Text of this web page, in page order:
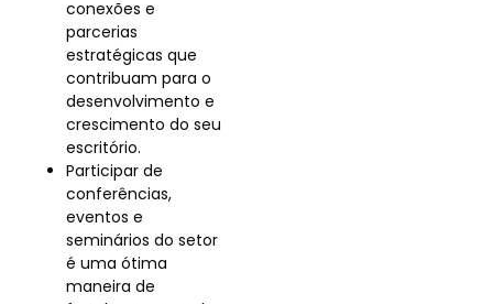
conexões e
parcerias
estratégicas que
contribuam para o
desenvolvimento e
crescimento do seu
escritório.
Participar de
conferências,
eventos e
seminários do setor
é uma ótima
maneira de